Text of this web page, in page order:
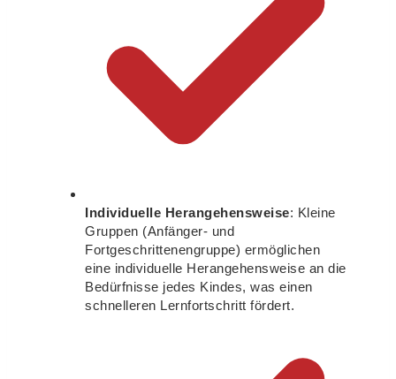
Individuelle Herangehensweise: Kleine
Gruppen (Anfänger- und
Fortgeschrittenengruppe) ermöglichen
eine individuelle Herangehensweise an die
Bedürfnisse jedes Kindes, was einen
schnelleren Lernfortschritt fördert.